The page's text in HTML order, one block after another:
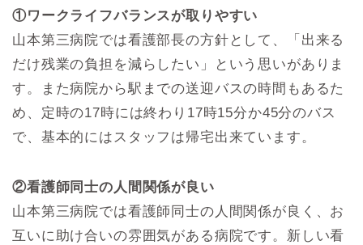
①ワークライフバランスが取りやすい
山本第三病院では看護部長の方針として、「出来る
だけ残業の負担を減らしたい」という思いがありま
す。また病院から駅までの送迎バスの時間もあるた
め、定時の17時には終わり17時15分か45分のバス
で、基本的にはスタッフは帰宅出来ています。
②看護師同士の人間関係が良い
山本第三病院では看護師同士の人間関係が良く、お
互いに助け合いの雰囲気がある病院です。新しい看